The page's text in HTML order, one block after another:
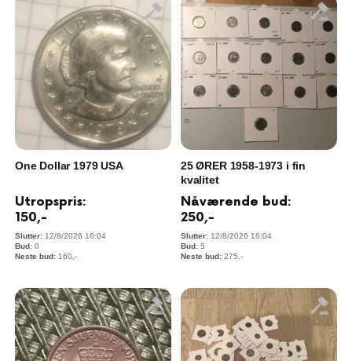
One Dollar 1979 USA
Utropspris:
150,-
12/8/2026 16:04
0
160 ,-
25 ØRER 1958-1973 i fin
kvalitet
Nåværende bud:
250,-
12/8/2026 16:04
5
275 ,-